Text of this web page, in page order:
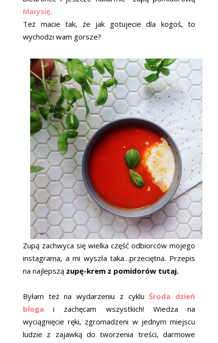
Marysię.
Też macie tak, że jak gotujecie dla kogoś, to
wychodzi wam gorsze?
Zupą zachwyca się wielka część odbiorców mojego
instagrama, a mi wyszła taka…przeciętna. Przepis
na najlepszą zupę-krem z pomidorów tutaj.
Byłam też na wydarzeniu z cykluŚroda dzień
bloga i zachęcam wszystkich! Wiedza na
wyciągnięcie ręki, zgromadzeni w jednym miejscu
ludzie z zajawką do tworzenia treści, darmowe